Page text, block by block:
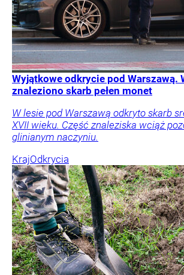
Wyjątkowe odkrycie pod Warszawą.
znaleziono skarb pełen monet
W lesie pod Warszawą odkryto skarb
XVII wieku. Część znaleziska wciąż
glinianym naczyniu.
KrajOdkrycia